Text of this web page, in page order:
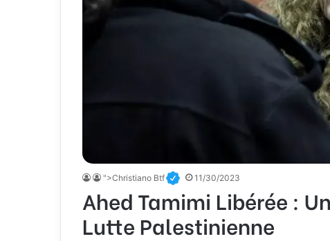
">Christiano Btf 11/30/2023
Ahed Tamimi Libérée :
Lutte Palestinienne